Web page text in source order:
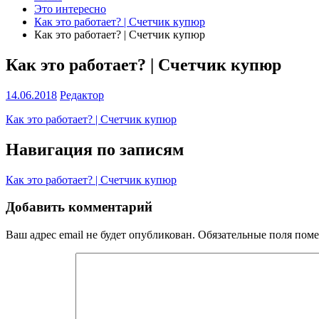
Это интересно
Как это работает? | Счетчик купюр
Как это работает? | Счетчик купюр
Как это работает? | Счетчик купюр
14.06.2018 Редактор
Как это работает? | Счетчик купюр
Навигация по записям
Как это работает? | Счетчик купюр
Добавить комментарий
Ваш адрес email не будет опубликован. Обязательные поля